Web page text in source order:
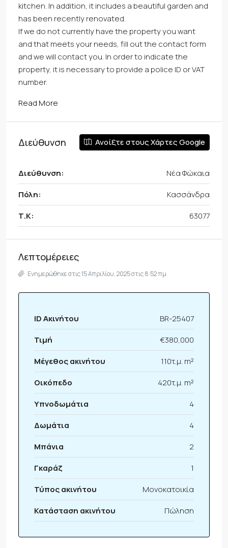
kitchen. In addition, it includes a beautiful garden and
has been recently renovated.
If we do not currently have the property you want
and that meets your needs, fill out the contact form
and we will contact you. In order to indicate the
property, it is necessary to provide a police ID or VAT
number.
Read More
Διεύθυνση Ανοίξτε στους Χάρτες Google
Διεύθυνση:
Νέα Φώκαια
Πόλη:
Κασσάνδρα
Τ.Κ:
63077
Λεπτομέρειες
Ενημερώθηκε στις 15 Απριλίου, 2025 στις 8:52 πμ
ID Ακινήτου
BR-25407
Τιμή
€380,000
Μέγεθος ακινήτου
110τ.μ. m²
Οικόπεδο
420τ.μ. m²
Υπνοδωμάτια
4
Δωμάτια
4
Μπάνια
2
Γκαράζ
1
Τύπος ακινήτου
Μονοκατοικία
Κατάσταση ακινήτου
Πώληση